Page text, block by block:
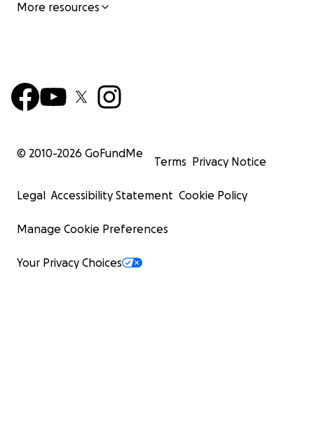
More resources
© 2010-2026 GoFundMe
Terms Privacy Notice
Legal Accessibility Statement Cookie Policy
Manage Cookie Preferences
Your Privacy Choices